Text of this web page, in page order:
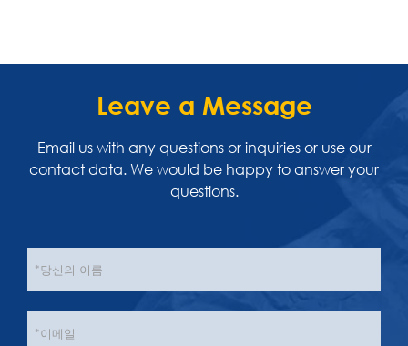
Leave a Message
Email us with any questions or inquiries or use our
contact data. We would be happy to answer your
questions.